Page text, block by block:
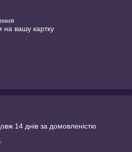
на вашу картку
14 днів за домовленістю